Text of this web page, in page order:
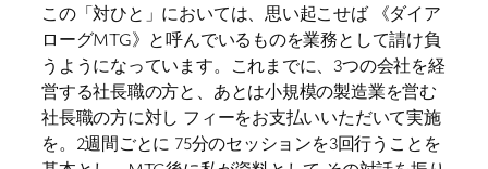
この「対ひと」においては、思い起こせば 《ダイア
ローグMTG》と呼んでいるものを業務として請け負
うようになっています。これまでに、3つの会社を経
営する社長職の方と、あとは小規模の製造業を営む
社長職の方に対し フィーをお支払いいただいて実施
を。2週間ごとに 75分のセッションを3回行うことを